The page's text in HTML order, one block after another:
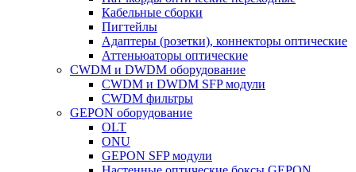
Кабельные сборки
Пигтейлы
Адаптеры (розетки), коннекторы оптические
Аттеньюаторы оптические
CWDM и DWDM оборудование
CWDM и DWDM SFP модули
CWDM фильтры
GEPON оборудование
OLT
ONU
GEPON SFP модули